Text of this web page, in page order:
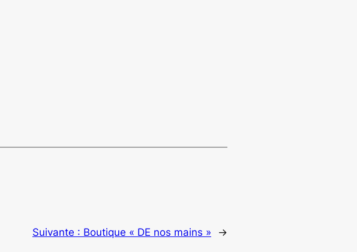
Suivante : Boutique « DE nos mains » →